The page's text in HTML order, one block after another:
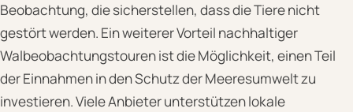
Beobachtung, die sicherstellen, dass die Tiere nicht
gestört werden. Ein weiterer Vorteil nachhaltiger
Walbeobachtungstouren ist die Möglichkeit, einen Teil
der Einnahmen in den Schutz der Meeresumwelt zu
investieren. Viele Anbieter unterstützen lokale